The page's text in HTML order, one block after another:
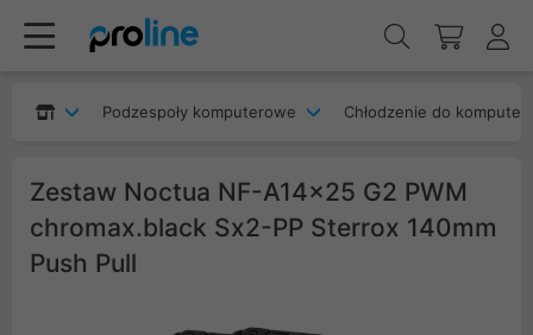
Podzespoły komputerowe Chłodzenie do
Zestaw Noctua NF-A14x25 G2 PWM
chromax.black Sx2-PP Sterrox 140mm
Push Pull